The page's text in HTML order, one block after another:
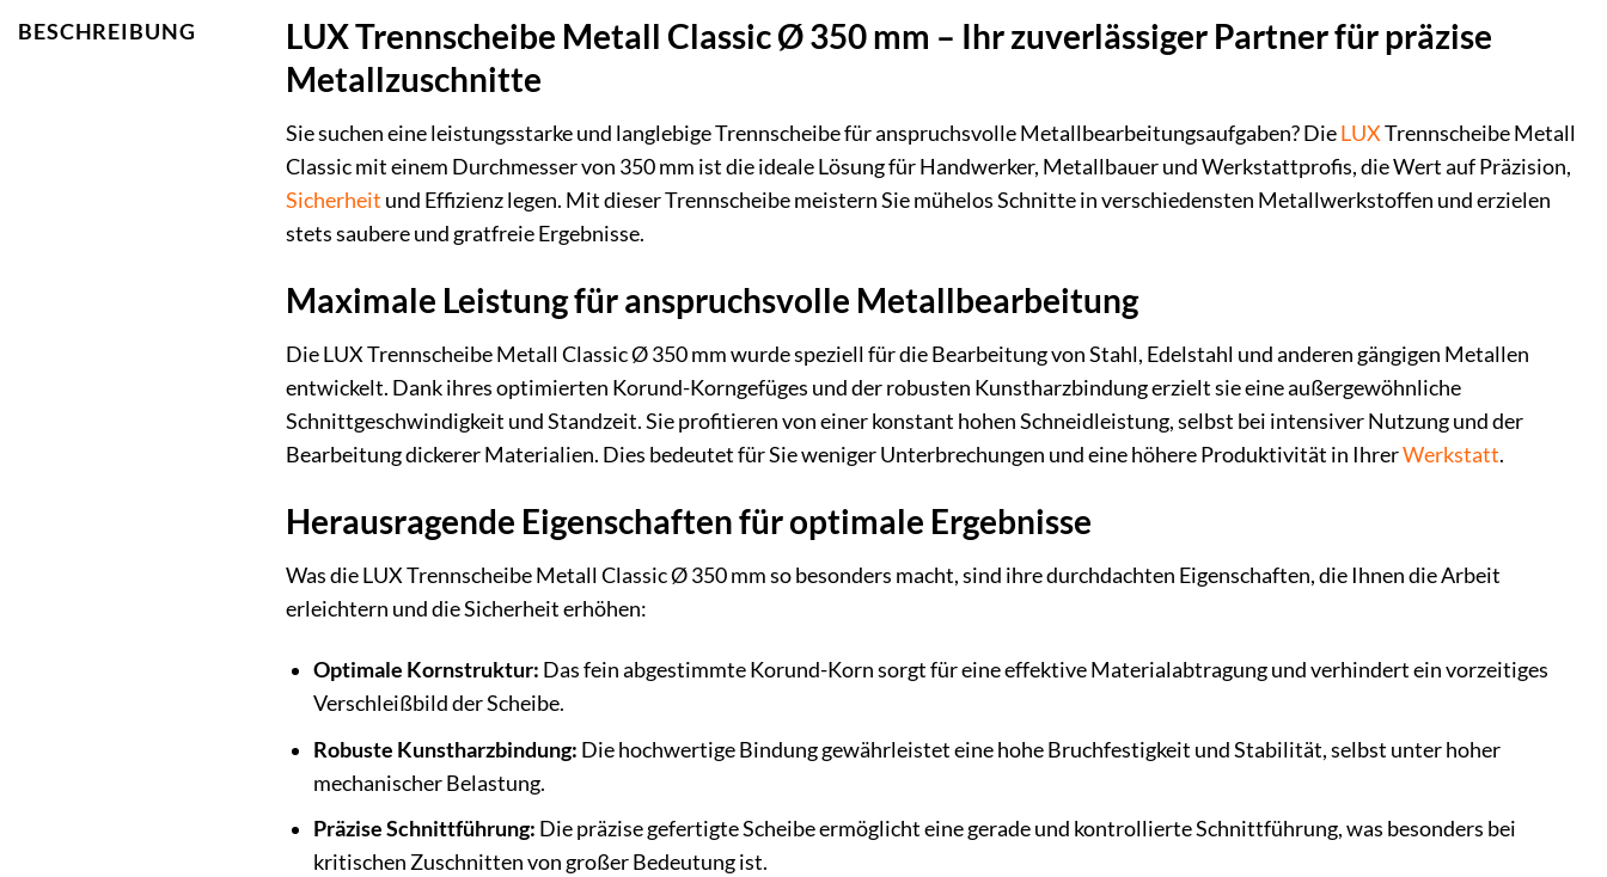
BESCHREIBUNG
LUX Trennscheibe Metall Classic Ø 350 mm – Ihr zuverlässiger Partner für präzise
Metallzuschnitte
Sie suchen eine leistungsstarke und langlebige Trennscheibe für anspruchsvolle Metallbearbeitungsaufgaben? DieLUXTrennscheibe Metall
Classic mit einem Durchmesser von 350 mm ist die ideale Lösung für Handwerker, Metallbauer und Werkstattprofis, die Wert auf Präzision,
Sicherheit und Effizienz legen. Mit dieser Trennscheibe meistern Sie mühelos Schnitte in verschiedensten Metallwerkstoffen und erzielen
stets saubere und gratfreie Ergebnisse.
Maximale Leistung für anspruchsvolle Metallbearbeitung
Die LUX Trennscheibe Metall Classic Ø 350 mm wurde speziell für die Bearbeitung von Stahl, Edelstahl und anderen gängigen Metallen
entwickelt. Dank ihres optimierten Korund-Korngefüges und der robusten Kunstharzbindung erzielt sie eine außergewöhnliche
Schnittgeschwindigkeit und Standzeit. Sie profitieren von einer konstant hohen Schneidleistung, selbst bei intensiver Nutzung und der
Bearbeitung dickerer Materialien. Dies bedeutet für Sie weniger Unterbrechungen und eine höhere Produktivität in IhrerWerkstatt.
Herausragende Eigenschaften für optimale Ergebnisse
Was die LUX Trennscheibe Metall Classic Ø 350 mm so besonders macht, sind ihre durchdachten Eigenschaften, die Ihnen die Arbeit
erleichtern und die Sicherheit erhöhen:
Optimale Kornstruktur: Das fein abgestimmte Korund-Korn sorgt für eine effektive Materialabtragung und verhindert ein vorzeitiges
Verschleißbild der Scheibe.
Robuste Kunstharzbindung: Die hochwertige Bindung gewährleistet eine hohe Bruchfestigkeit und Stabilität, selbst unter hoher
mechanischer Belastung.
Präzise Schnittführung: Die präzise gefertigte Scheibe ermöglicht eine gerade und kontrollierte Schnittführung, was besonders bei
kritischen Zuschnitten von großer Bedeutung ist.